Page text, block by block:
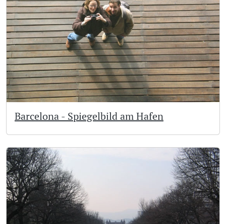
Barcelona - Spiegelbild am Hafen